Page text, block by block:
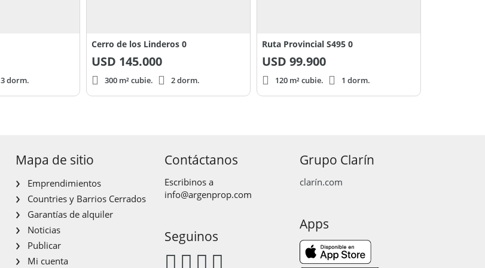
3 dorm.
Cerro de los Linderos 0
USD 145.000
300 m² cubie. 2 dorm.
Ruta Provincial S495 0
USD 99.900
120 m² cubie. 1 dorm.
Mapa de sitio
Emprendimientos
Countries y Barrios Cerrados
Garantías de alquiler
Noticias
Publicar
Mi cuenta
Contáctanos
Escribinos a
info@argenprop.com
Seguinos
Grupo Clarín
clarín.com
Apps